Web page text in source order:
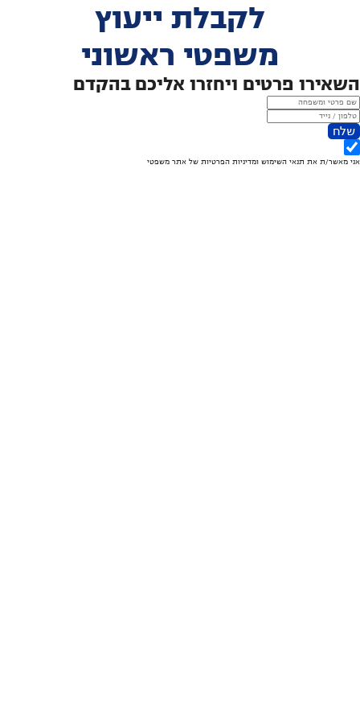
לקבלת ייעוץ
משפטי ראשוני
השאירו פרטים ויחזרו אליכם בהקדם
שלח
אני מאשר/ת את תנאי השימוש ומדיניות הפרטיות של אתר משפטי